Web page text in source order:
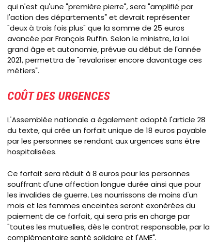
qui n'est qu'une "première pierre", sera "amplifié par
l'action des départements" et devrait représenter
"deux à trois fois plus" que la somme de 25 euros
avancée par François Ruffin. Selon le ministre, la loi
grand âge et autonomie, prévue au début de l'année
2021, permettra de "revaloriser encore davantage ces
métiers".
COÛT DES URGENCES
L'Assemblée nationale a également adopté l'article 28
du texte, qui crée un forfait unique de 18 euros payable
par les personnes se rendant aux urgences sans être
hospitalisées.
Ce forfait sera réduit à 8 euros pour les personnes
souffrant d'une affection longue durée ainsi que pour
les invalides de guerre. Les nourrissons de moins d'un
mois et les femmes enceintes seront exonérées du
paiement de ce forfait, qui sera pris en charge par
"toutes les mutuelles, dès le contrat responsable, par la
complémentaire santé solidaire et l'AME".